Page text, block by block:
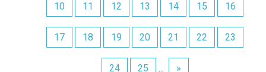
10 11 12 13 14 15 16
17 18 19 20 21 22 23
24 25 ... »